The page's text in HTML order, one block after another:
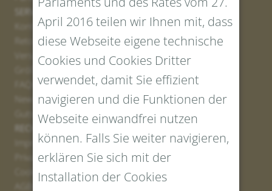
SERVICE
Kontakt
Retourenportal
Versand
Newsletter Anmelden
Gutschein erstellen
RECHTLICHES UND DATENSCHUTZ
Impressum
Privacy Policy
Cookies
April 2016 teilen wir Ihnen mit, dass
diese Webseite eigene technische
Cookies und Cookies Dritter
verwendet, damit Sie effizient
navigieren und die Funktionen der
Webseite einwandfrei nutzen
können. Falls Sie weiter navigieren,
erklären Sie sich mit der
Installation der Cookies